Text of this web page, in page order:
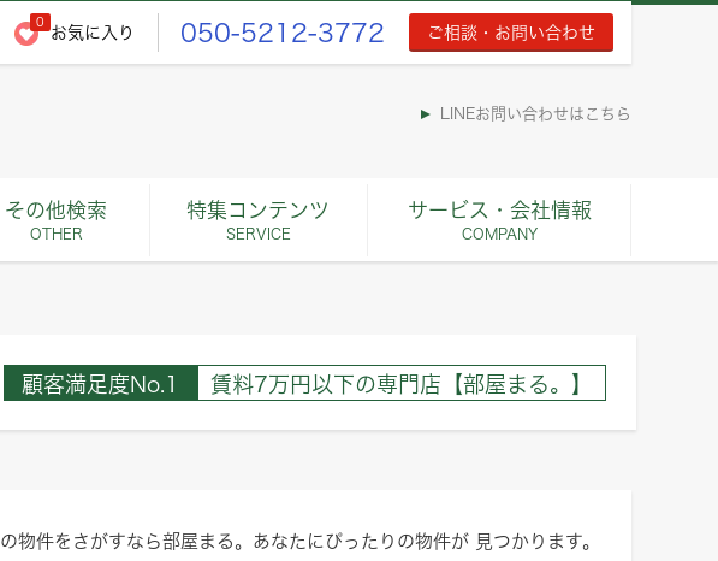
0
お気に入り 050-5212-3772 ご相談・お問い合わせ
LINEお問い合わせはこちら
その他検索
OTHER
特集コンテンツ
SERVICE
サービス・会社情報
COMPANY
顧客満足度No.1 賃料7万円以下の専門店【部屋まる。】
の物件をさがすなら部屋まる。あなたにぴったりの物件が 見つかります。